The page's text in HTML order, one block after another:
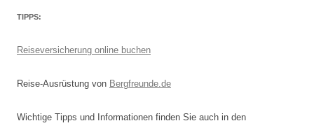
TIPPS:
Reiseversicherung online buchen
Reise-Ausrüstung von Bergfreunde.de
Wichtige Tipps und Informationen finden Sie auch in den